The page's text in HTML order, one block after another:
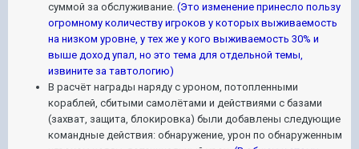
суммой за обслуживание. (Это изменение принесло пользу
огромному количеству игроков у которых выживаемость
на низком уровне, у тех же у кого выживаемость 30% и
выше доход упал, но это тема для отдельной темы,
извините за тавтологию)
В расчёт награды наряду с уроном, потопленными
кораблей, сбитыми самолётами и действиями с базами
(захват, защита, блокировка) были добавлены следующие
командные действия: обнаружение, урон по обнаруженным